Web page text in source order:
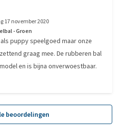
17 november 2020
- Groen
puppy speelgoed maar onze
graag mee. De rubberen bal
en is bijna onverwoestbaar.
beoordelingen